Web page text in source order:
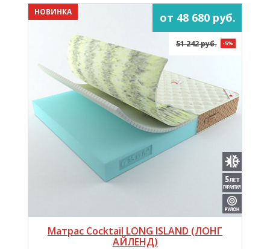
НОВИНКА от 48 680 руб.
51 242 руб. -5%
Матрас Cocktail LONG ISLAND (ЛОНГ
АЙЛЕНД)